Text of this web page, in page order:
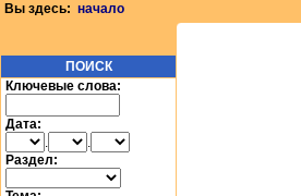
Вы здесь: начало
ПОИСК
Ключевые слова:
Дата:
.
.
Раздел: